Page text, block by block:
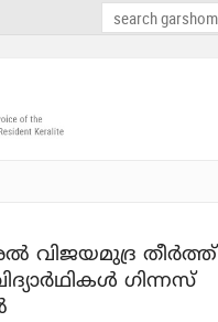
വിജയമുദ്ര തീര്‍ത്ത്
ഗിന്നസ്